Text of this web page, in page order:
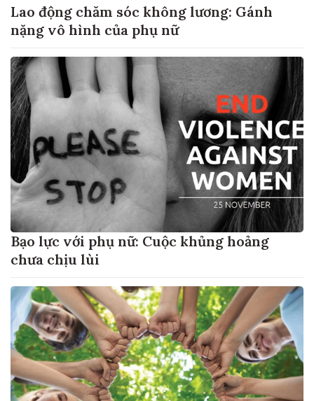
Lao động chăm sóc không lương: Gánh
nặng vô hình của phụ nữ
Bạo lực với phụ nữ: Cuộc khủng hoảng
chưa chịu lùi